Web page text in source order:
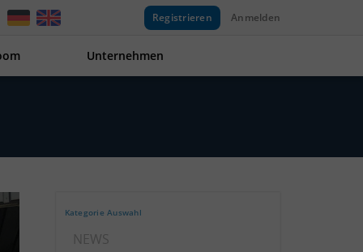
Registrieren Anmelden
Unternehmen
Kategorie Auswahl
NEWS